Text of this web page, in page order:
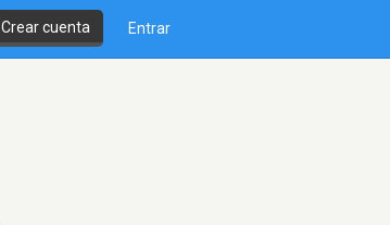
Crear cuenta Entrar